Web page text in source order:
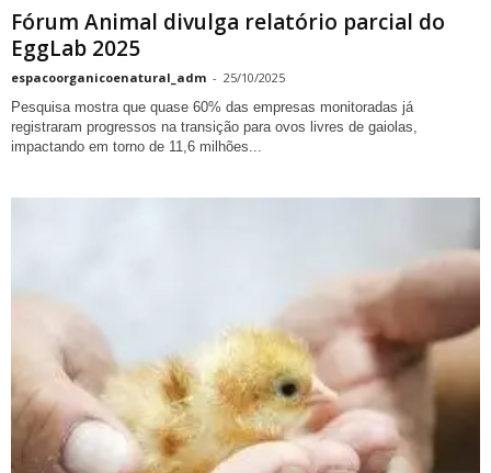
Fórum Animal divulga relatório parcial do
EggLab 2025
espacoorganicoenatural_adm - 25/10/2025
Pesquisa mostra que quase 60% das empresas monitoradas já
registraram progressos na transição para ovos livres de gaiolas,
impactando em torno de 11,6 milhões...